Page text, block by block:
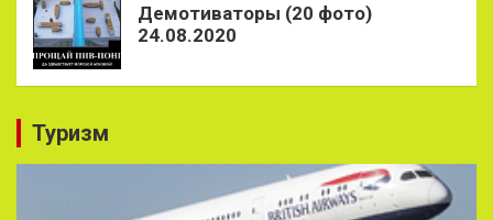
Демотиваторы (20 фото)
24.08.2020
Туризм